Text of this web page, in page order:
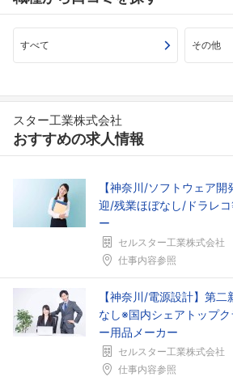
こちらの企業もフォローしま
すべて その他
スター工業株式会社
おすすめの求人情報
【神奈川/ソフトウェア
迎/残業ほぼなし/ドラレ
ー
セルスター工業株式会社
仕事内容参照
【神奈川/電源設計】第
なし※国内シェアトップ
ー用品メーカー
セルスター工業株式会社
仕事内容参照